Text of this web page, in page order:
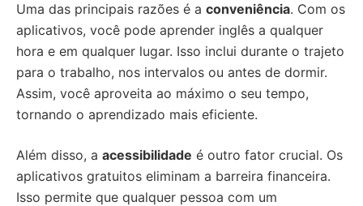
Uma das principais razões é a conveniência. Com os
aplicativos, você pode aprender inglês a qualquer
hora e em qualquer lugar. Isso inclui durante o trajeto
para o trabalho, nos intervalos ou antes de dormir.
Assim, você aproveita ao máximo o seu tempo,
tornando o aprendizado mais eficiente.
Além disso, a acessibilidade é outro fator crucial. Os
aplicativos gratuitos eliminam a barreira financeira.
Isso permite que qualquer pessoa com um